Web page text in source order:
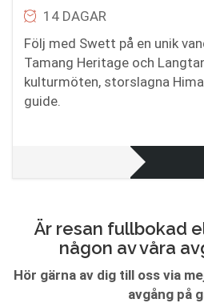
14 DAGAR
Följ med Swett på en unik
Tamang Heritage och
kulturmöten, storslagna
guide.
Är resan fullbokad
någon av våra
Hör gärna av dig till oss via
avgång på